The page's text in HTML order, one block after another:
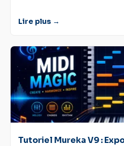
Lire plus →
Tutoriel Mureka V9 :